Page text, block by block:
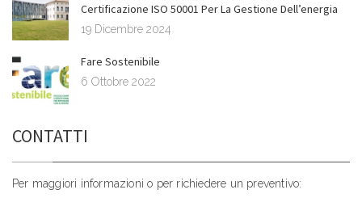
Certificazione ISO 50001 Per La Gestione Dell’energia
19 Dicembre 2024
Fare Sostenibile
6 Ottobre 2022
CONTATTI
Per maggiori informazioni o per richiedere un preventivo: